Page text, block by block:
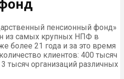
пенсионный фонд»
из самых крупных НПФ в
более 21 года и за это время
клиентов: 400 тысяч
тысяч организаций различных